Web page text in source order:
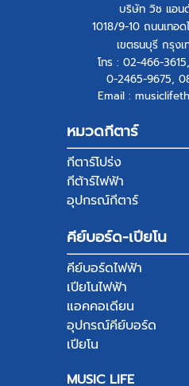
บริษัท วิช แอน
1018/9-10 ถนนเทอ
เขตธนบุรี กรุง
โทร : 02-466-
0-2465-9675,
Email :
หมวดกีตาร์
กีตาร์โปร่ง
กีต้าร์ไฟฟ้า
อุปกรณ์กีตาร์
คีย์บอร์ด-เปียโน
คีย์บอร์ดไฟฟ้า
เปียโนไฟฟ้า
แอคคอเดียน
อุปกรณ์คีย์บอร์ด
เปียโน
MUSIC LIFE